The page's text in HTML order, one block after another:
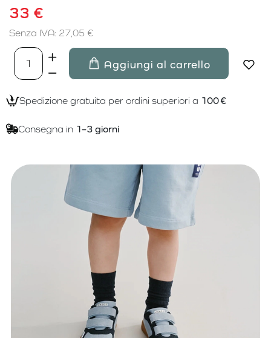
33 €
Senza IVA: 27,05 €
Aggiungi al carrello
Spedizione gratuita per ordini superiori a 100 €
Consegna in 1–3 giorni